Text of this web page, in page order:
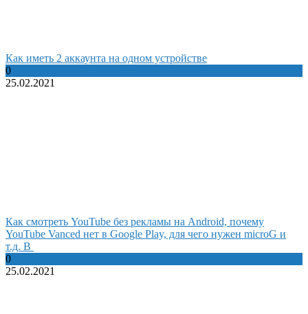
Как иметь 2 аккаунта на одном устройстве
0
25.02.2021
Как смотреть YouTube без рекламы на Android, почему
YouTube Vanced нет в Google Play, для чего нужен microG и
т.д. В
0
25.02.2021